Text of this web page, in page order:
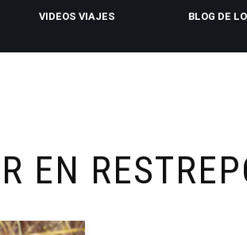
VIDEOS VIAJES BLOG DE
EN